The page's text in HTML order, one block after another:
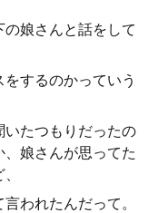
娘さんと話をして
するのかっていう
たつもりだったの
娘さんが思ってた
われたんだって。